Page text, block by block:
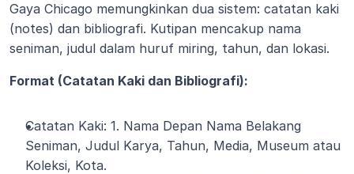
Gaya Chicago memungkinkan dua sistem: catatan kaki
(notes) dan bibliografi. Kutipan mencakup nama
seniman, judul dalam huruf miring, tahun, dan lokasi.
Format (Catatan Kaki dan Bibliografi):
Catatan Kaki: 1. Nama Depan Nama Belakang
Seniman, Judul Karya, Tahun, Media, Museum atau
Koleksi, Kota.